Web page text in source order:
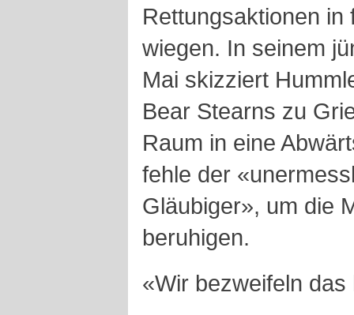
Rettungsaktionen
wiegen. In seinem
Mai skizziert
Bear Stearns zu
Raum in eine
fehle der
Gläubiger», um die
beruhigen.
«Wir bezweifeln das